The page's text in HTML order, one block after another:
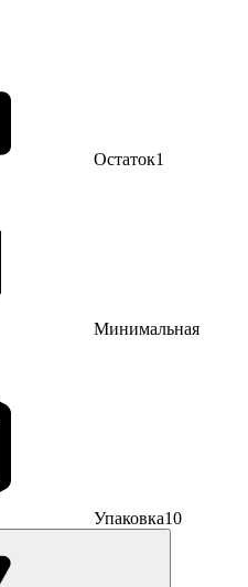
Остаток1
Минимальная
Упаковка10